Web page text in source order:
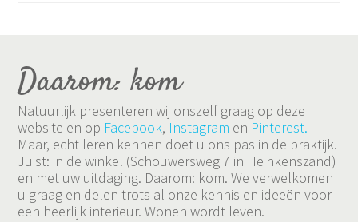
Daarom: kom
Natuurlijk presenteren wij onszelf graag op deze
website en op Facebook, Instagram en Pinterest.
Maar, echt leren kennen doet u ons pas in de praktijk.
Juist: in de winkel (Schouwersweg 7 in Heinkenszand)
en met uw uitdaging. Daarom: kom. We verwelkomen
u graag en delen trots al onze kennis en ideeën voor
een heerlijk interieur. Wonen wordt leven.